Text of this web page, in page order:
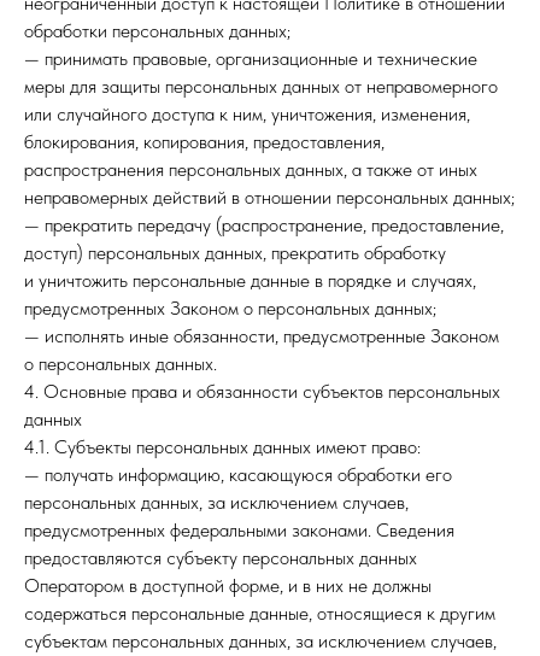
обработки персональных данных;
— принимать правовые, организационные и технические
меры для защиты персональных данных от неправомерного
или случайного доступа к ним, уничтожения, изменения,
блокирования, копирования, предоставления,
распространения персональных данных, а также от иных
неправомерных действий в отношении персональных данных;
— прекратить передачу (распространение, предоставление,
доступ) персональных данных, прекратить обработку
и уничтожить персональные данные в порядке и случаях,
предусмотренных Законом о персональных данных;
— исполнять иные обязанности, предусмотренные Законом
о персональных данных.
4. Основные права и обязанности субъектов персональных
данных
4.1. Субъекты персональных данных имеют право:
— получать информацию, касающуюся обработки его
персональных данных, за исключением случаев,
предусмотренных федеральными законами. Сведения
предоставляются субъекту персональных данных
Оператором в доступной форме, и в них не должны
содержаться персональные данные, относящиеся к другим
субъектам персональных данных, за исключением случаев,